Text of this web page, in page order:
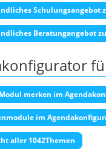
Schulungsangebot
Beratungangebot
merken im
im
aller 1042Themen